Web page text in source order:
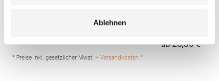
Ablehnen
Verstärkungsband am Kragen Elastisches Formband am
Women's Factor Zipped Fleece JacketAngaben zur
Produktsicherheit: Herst.-Nr.: 03824Hersteller: SOLO INVEST 92
ab25,36 € *
* Preise inkl. gesetzlicher Mwst. + Versandkosten *